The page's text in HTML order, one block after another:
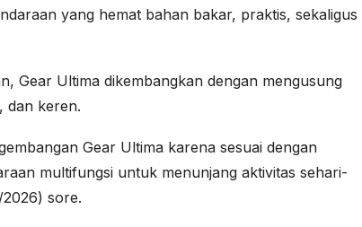
yang hemat bahan bakar, praktis, sekaligus
Gear Ultima dikembangkan dengan mengusung
dan keren.
Gear Ultima karena sesuai dengan
multifungsi untuk menunjang aktivitas sehari-
sore.